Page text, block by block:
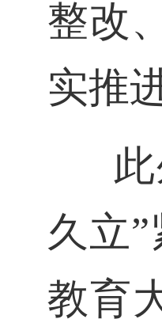
整改
实推
久立
教育